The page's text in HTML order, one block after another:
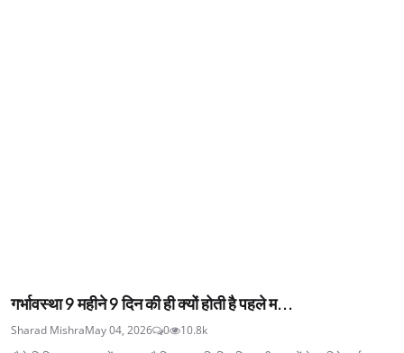
गर्भावस्था 9 महीने 9 दिन की ही क्यों होती है पहले म...
Sharad MishraMay 04, 2026 0 10.8k